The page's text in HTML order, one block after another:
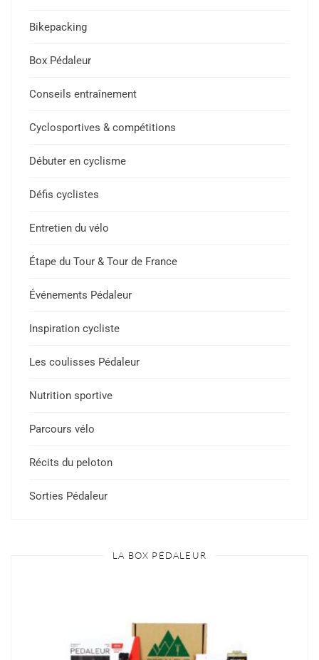
Bikepacking
Box Pédaleur
Conseils entraînement
Cyclosportives & compétitions
Débuter en cyclisme
Défis cyclistes
Entretien du vélo
Étape du Tour & Tour de France
Événements Pédaleur
Inspiration cycliste
Les coulisses Pédaleur
Nutrition sportive
Parcours vélo
Récits du peloton
Sorties Pédaleur
LA BOX PÉDALEUR